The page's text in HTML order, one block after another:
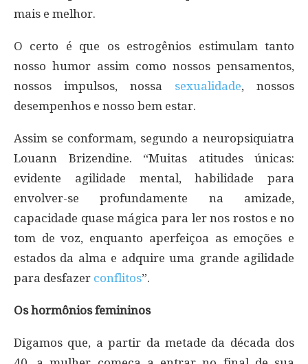
mais e melhor.
O certo é que os estrogênios estimulam tanto
nosso humor assim como nossos pensamentos,
nossos impulsos, nossa sexualidade, nossos
desempenhos e nosso bem estar.
Assim se conformam, segundo a neuropsiquiatra
Louann Brizendine. “Muitas atitudes únicas:
evidente agilidade mental, habilidade para
envolver-se profundamente na amizade,
capacidade quase mágica para ler nos rostos e no
tom de voz, enquanto aperfeiçoa as emoções e
estados da alma e adquire uma grande agilidade
para desfazer conflitos”.
Os hormônios femininos
Digamos que, a partir da metade da década dos